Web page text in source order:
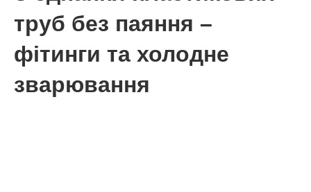
труб без паяння –
фітинги та холодне
зварювання